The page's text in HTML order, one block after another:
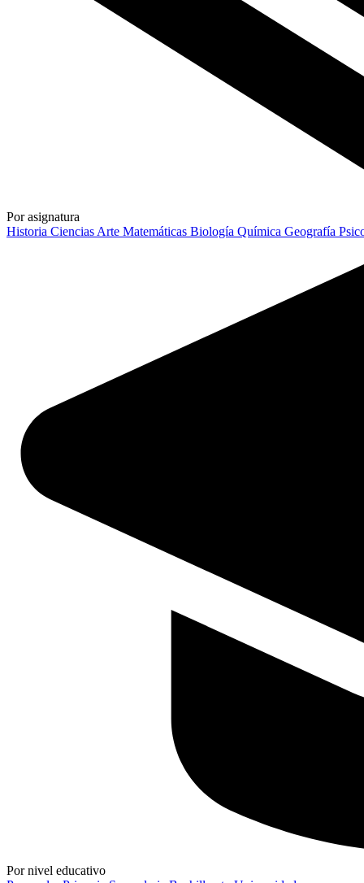
Por asignatura
Historia Ciencias Arte Matemáticas Biología Química Geografía
Por nivel educativo